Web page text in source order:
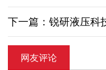
下一篇：锐研液压科
网友评论